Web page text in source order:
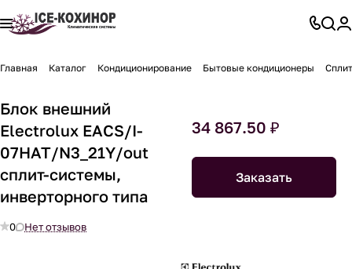
Главная Каталог Кондиционирование Бытовые кондиционеры
Блок внешний
Electrolux EACS/I-
07HAT/N3_21Y/out
сплит-системы,
инверторного типа
0 Нет отзывов
34 867.50 ₽
Заказать